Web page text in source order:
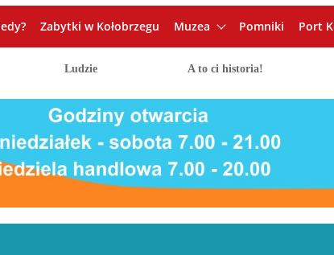
Zabytki w Kołobrzegu Muzea Pomniki Port
Ludzie A to ci historia!